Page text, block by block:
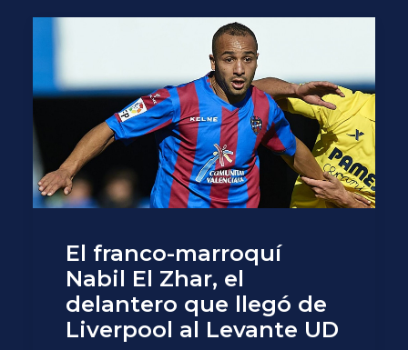
El franco-marroquí
Nabil El Zhar, el
delantero que llegó de
Liverpool al Levante UD